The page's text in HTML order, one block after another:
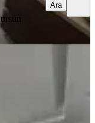
Ara
Satılık